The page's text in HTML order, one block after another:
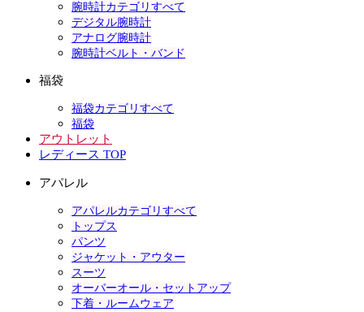
腕時計カテゴリすべて
デジタル腕時計
アナログ腕時計
腕時計ベルト・バンド
福袋
福袋カテゴリすべて
福袋
アウトレット
レディース TOP
アパレル
アパレルカテゴリすべて
トップス
パンツ
ジャケット・アウター
スーツ
オーバーオール・セットアップ
下着・ルームウェア